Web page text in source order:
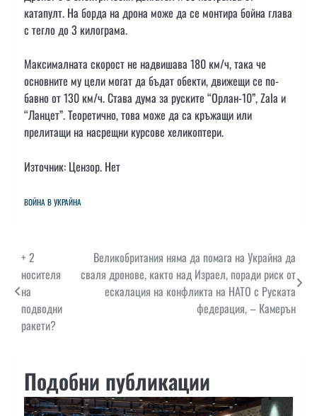
катапулт. На борда на дрона може да се монтира бойна глава
с тегло до 3 килограма.
Максималната скорост не надвишава 180 км/ч, така че
основните му цели могат да бъдат обекти, движещи се по-
бавно от 130 км/ч. Става дума за руските “Орлан-10”, Zala и
“Ланцет”. Теоретично, това може да са кръжащи или
прелитащи на насрещни курсове хеликоптери.
Източник: Цензор. Нет
ВОЙНА В УКРАЙНА
Навигация
+ 2
носителя
на
подводни
ракети?
Великобритания няма да помага на Украйна да
сваля дронове, както над Израел, поради риск от
ескалация на конфликта на НАТО с Руската
федерация, – Камерън
Подобни публикации